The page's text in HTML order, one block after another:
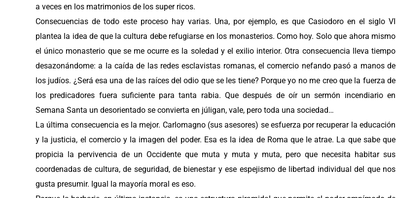
a veces en los matrimonios de los super ricos.
Consecuencias de todo este proceso hay varias. Una, por ejemplo, es que Casiodoro en el siglo VI
plantea la idea de que la cultura debe refugiarse en los monasterios. Como hoy. Solo que ahora mismo
el único monasterio que se me ocurre es la soledad y el exilio interior. Otra consecuencia lleva tiempo
desazonándome: a la caída de las redes esclavistas romanas, el comercio nefando pasó a manos de
los judíos. ¿Será esa una de las raíces del odio que se les tiene? Porque yo no me creo que la fuerza de
los predicadores fuera suficiente para tanta rabia. Que después de oír un sermón incendiario en
Semana Santa un desorientado se convierta en júligan, vale, pero toda una sociedad…
La última consecuencia es la mejor. Carlomagno (sus asesores) se esfuerza por recuperar la educación
y la justicia, el comercio y la imagen del poder. Esa es la idea de Roma que le atrae. La que sabe que
propicia la pervivencia de un Occidente que muta y muta y muta, pero que necesita habitar sus
coordenadas de cultura, de seguridad, de bienestar y ese espejismo de libertad individual del que nos
gusta presumir. Igual la mayoría moral es eso.